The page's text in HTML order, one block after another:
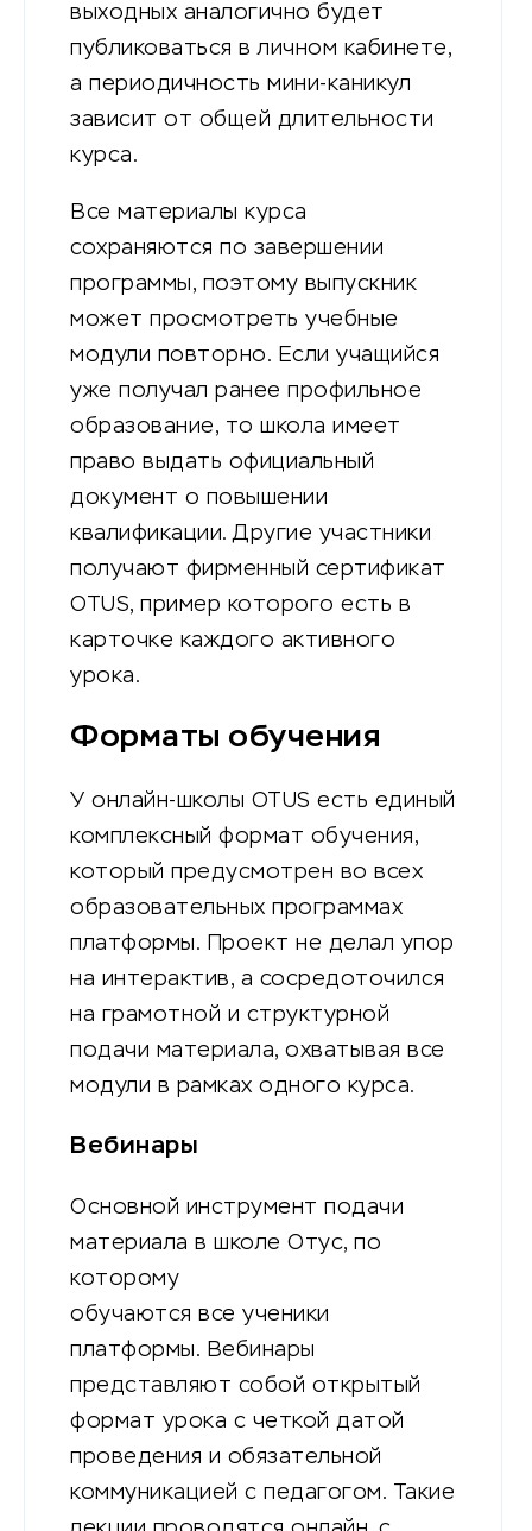
выходных аналогично будет
публиковаться в личном кабинете,
а периодичность мини-каникул
зависит от общей длительности
курса.
Все материалы курса
сохраняются по завершении
программы, поэтому выпускник
может просмотреть учебные
модули повторно. Если учащийся
уже получал ранее профильное
образование, то школа имеет
право выдать официальный
документ о повышении
квалификации. Другие участники
получают фирменный сертификат
OTUS, пример которого есть в
карточке каждого активного
урока.
Форматы обучения
У онлайн-школы OTUS есть единый
комплексный формат обучения,
который предусмотрен во всех
образовательных программах
платформы. Проект не делал упор
на интерактив, а сосредоточился
на грамотной и структурной
подачи материала, охватывая все
модули в рамках одного курса.
Вебинары
Основной инструмент подачи
материала в школе Отус, по
которому
обучаются все ученики
платформы. Вебинары
представляют собой открытый
формат урока с четкой датой
проведения и обязательной
коммуникацией с педагогом. Такие